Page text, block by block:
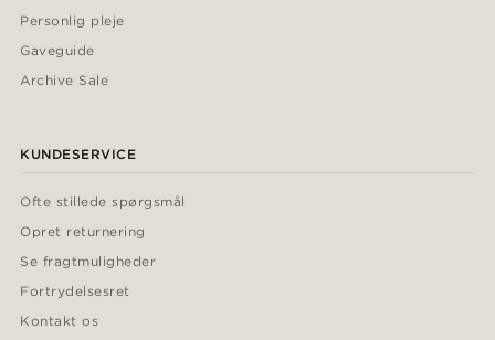
Personlig pleje
Gaveguide
Archive Sale
KUNDESERVICE
Ofte stillede spørgsmål
Opret returnering
Se fragtmuligheder
Fortrydelsesret
Kontakt os